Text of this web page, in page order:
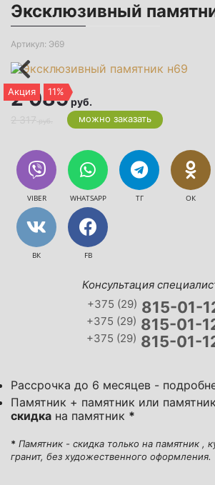
Эксклюзивный
Артикул: Э69
Акция 11%
2 085руб.
можно заказать
VIBER WHATSAPP ТГ ОК
ВК FB
Консультация
+375 (29) 815-01-
+375 (29) 815-01-
+375 (29) 815-01-
Рассрочка до 6 месяцев -
Памятник + памятник или
скидка на памятник *
* Памятник - скидка только на памятник ,
гранит, без художественного оформления.